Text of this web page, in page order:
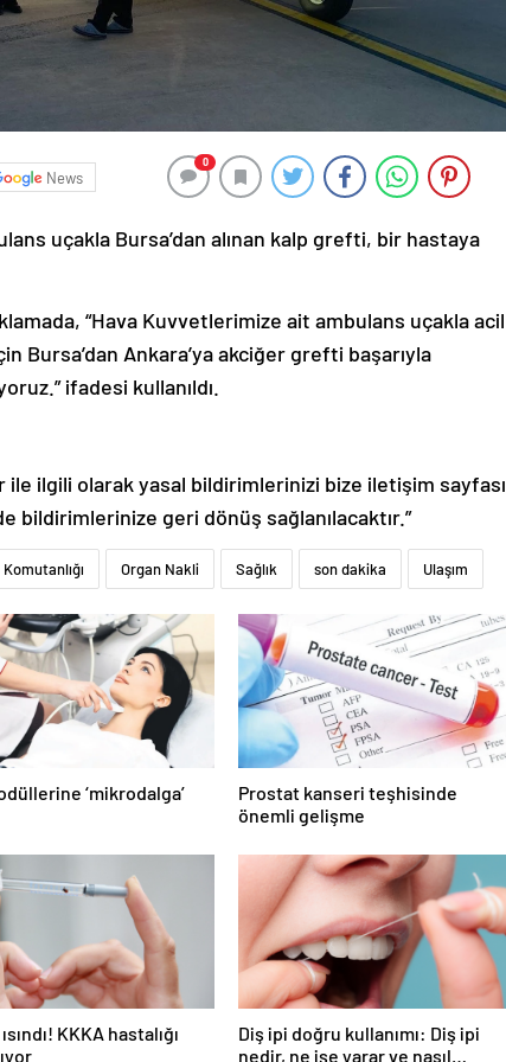
News
0
uçakla Bursa’dan alınan kalp grefti, bir hastaya
“Hava Kuvvetlerimize ait ambulans uçakla acil
Bursa’dan Ankara’ya akciğer grefti başarıyla
ifadesi kullanıldı.
ile ilgili olarak yasal bildirimlerinizi bize iletişim sayfası
bildirimlerinize geri dönüş sağlanılacaktır.”
Organ Nakli Sağlık son dakika Ulaşım
‘mikrodalga’
Prostat kanseri teşhisinde
önemli gelişme
KKKA hastalığı
Diş ipi doğru kullanımı: Diş ipi
nedir, ne işe yarar ve nasıl